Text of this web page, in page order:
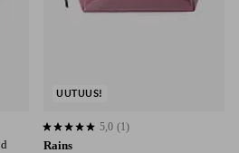
Rains
5,0 perustuen 1 arvosanaan
5,0 (1)
UUTUUS!